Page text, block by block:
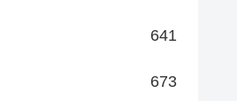
641
673